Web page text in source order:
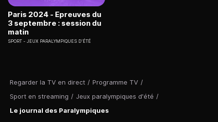
Regarder la TV en direct / Programme TV /
Sport en streaming / Jeux paralympiques d'été /
Le journal des Paralympiques
Paris 2024 - Epreuves du
3 septembre : session du
matin
SPORT JEUX PARALYMPIQUES D'ÉTÉ